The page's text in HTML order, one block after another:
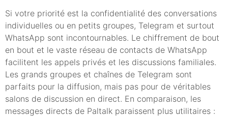
Si votre priorité est la confidentialité des conversations
individuelles ou en petits groupes, Telegram et surtout
WhatsApp sont incontournables. Le chiffrement de bout
en bout et le vaste réseau de contacts de WhatsApp
facilitent les appels privés et les discussions familiales.
Les grands groupes et chaînes de Telegram sont
parfaits pour la diffusion, mais pas pour de véritables
salons de discussion en direct. En comparaison, les
messages directs de Paltalk paraissent plus utilitaires :